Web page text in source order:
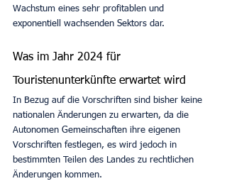
Wachstum eines sehr profitablen und
exponentiell wachsenden Sektors dar.
Was im Jahr 2024 für
Touristenunterkünfte erwartet wird
In Bezug auf die Vorschriften sind bisher keine
nationalen Änderungen zu erwarten, da die
Autonomen Gemeinschaften ihre eigenen
Vorschriften festlegen, es wird jedoch in
bestimmten Teilen des Landes zu rechtlichen
Änderungen kommen.